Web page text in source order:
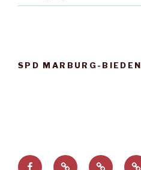
SPD MARBURG-
FacebookPrivatsphäre-
Historie